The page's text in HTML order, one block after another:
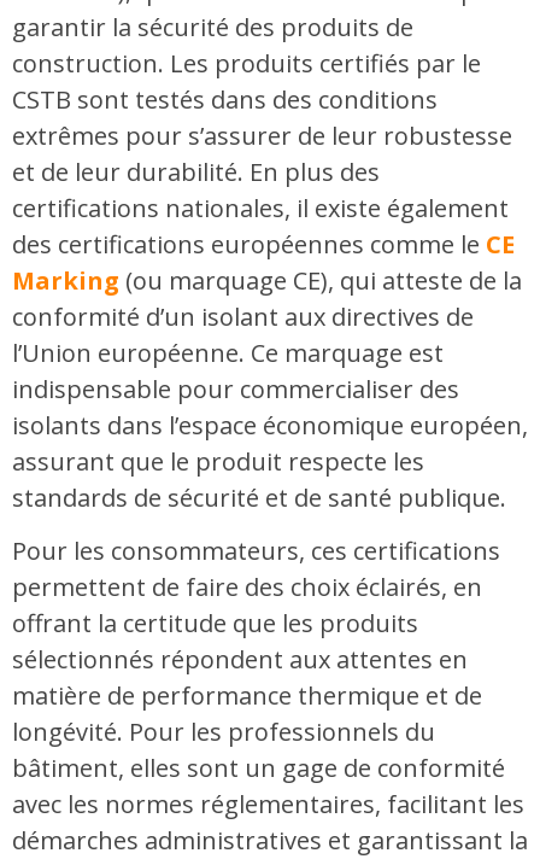
garantir la sécurité des produits de
construction. Les produits certifiés par le
CSTB sont testés dans des conditions
extrêmes pour s’assurer de leur robustesse
et de leur durabilité. En plus des
certifications nationales, il existe également
des certifications européennes comme le CE
Marking (ou marquage CE), qui atteste de la
conformité d’un isolant aux directives de
l’Union européenne. Ce marquage est
indispensable pour commercialiser des
isolants dans l’espace économique européen,
assurant que le produit respecte les
standards de sécurité et de santé publique.
Pour les consommateurs, ces certifications
permettent de faire des choix éclairés, en
offrant la certitude que les produits
sélectionnés répondent aux attentes en
matière de performance thermique et de
longévité. Pour les professionnels du
bâtiment, elles sont un gage de conformité
avec les normes réglementaires, facilitant les
démarches administratives et garantissant la